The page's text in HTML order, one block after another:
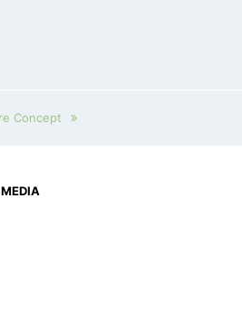
Concept